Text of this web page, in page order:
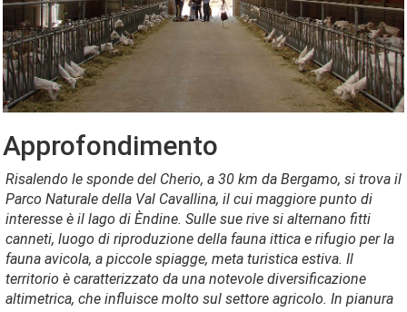
Approfondimento
Risalendo le sponde del Cherio, a 30 km da Bergamo, si trova il
Parco Naturale della Val Cavallina, il cui maggiore punto di
interesse è il lago di Èndine. Sulle sue rive si alternano fitti
canneti, luogo di riproduzione della fauna ittica e rifugio per la
fauna avicola, a piccole spiagge, meta turistica estiva. Il
territorio è caratterizzato da una notevole diversificazione
altimetrica, che influisce molto sul settore agricolo. In pianura